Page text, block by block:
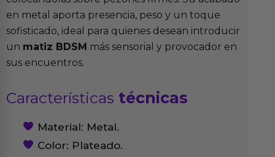
en metal aporta presencia, peso y un toque
sofisticado, ideal para quienes desean introducir
un matiz BDSM más sensorial y provocador en
sus encuentros.
Características técnicas
Material: Metal.
Color: Plateado.